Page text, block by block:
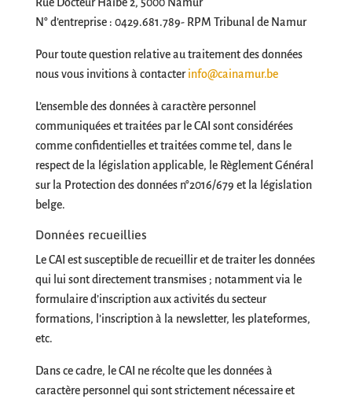
N° d’entreprise : 0429.681.789- RPM Tribunal de Namur
Pour toute question relative au traitement des données
nous vous invitions à contacter info@cainamur.be
L’ensemble des données à caractère personnel
communiquées et traitées par le CAI sont considérées
comme confidentielles et traitées comme tel, dans le
respect de la législation applicable, le Règlement Général
sur la Protection des données n°2016/679 et la législation
belge.
Données recueillies
Le CAI est susceptible de recueillir et de traiter les données
qui lui sont directement transmises ; notamment via le
formulaire d’inscription aux activités du secteur
formations, l’inscription à la newsletter, les plateformes,
etc.
Dans ce cadre, le CAI ne récolte que les données à
caractère personnel qui sont strictement nécessaire et